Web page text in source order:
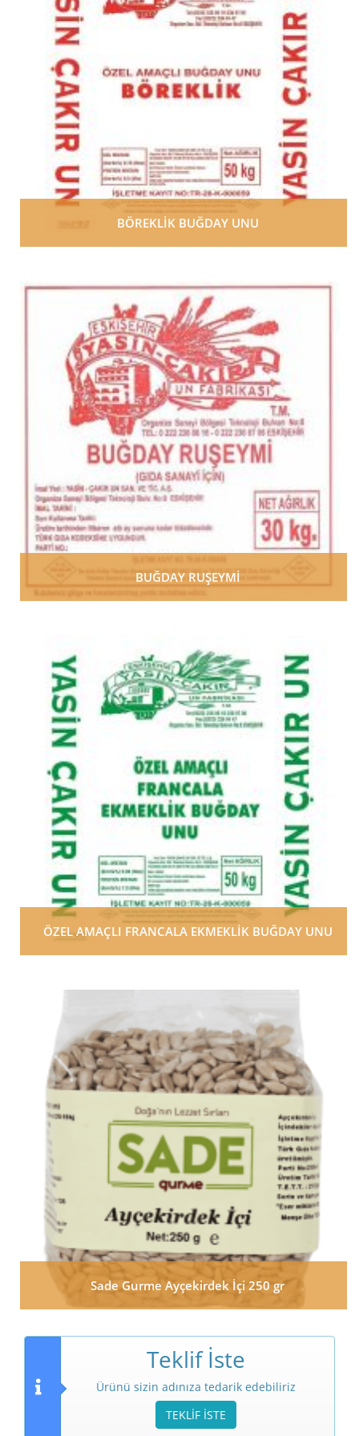
BÖREKLİK BUĞDAY UNU
BUĞDAY RUŞEYMİ
ÖZEL AMAÇLI FRANCALA EKMEKLİK BUĞDAY UNU
Sade Gurme Ayçekirdek İçi 250 gr
Teklif İste
Ürünü sizin adınıza tedarik edebiliriz
TEKLİF İSTE